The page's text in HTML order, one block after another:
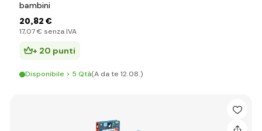
bambini
20,82 €
17,07 € senza IVA
+ 20 punti
Disponibile > 5 Qtà(A da te 12.08.)